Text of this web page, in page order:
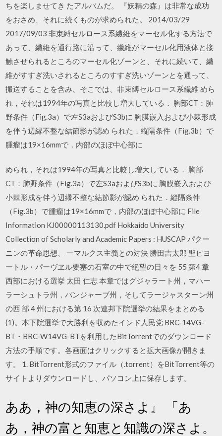
ちを楽しませてき たアルバムだ。 『妖精の森』は非常な成功
をおさめ、それに続くものが求められた。 2014/03/29
2017/09/03 非束縛セルロース系繊維をマーセル化する方法で
あって、繊維を通行路に沿って、繊維がマーセル化用液体と接
触させられるところのマーセル化ゾーンと、それに続いて、繊
維がすすぎ洗いされるところのすすぎ洗いゾーンとを通って、
搬送することを含み、そこでは、非束縛セルロース系繊維 めら
れ，それは1994年の写真と比較し増大している． 胸部CT：肺
野条件（Fig.3a）で左S3aおよびS3bに 胸膜嵌入および小棘形成
を伴う辺縁不整な結節影が認め られた．縦隔条件（Fig.3b）で
腫瘤は19×16mmで，内部のほぼ中心部に
められ，それは1994年の写真と比較し増大している． 胸部
CT：肺野条件（Fig.3a）で左S3aおよびS3bに 胸膜嵌入および
小棘形成を伴う辺縁不整な結節影が認め られた．縦隔条件
（Fig.3b）で腫瘤は19×16mmで，内部のほぼ中心部に File
Information KJ00000113130.pdf Hokkaido University
Collection of Scholarly and Academic Papers : HUSCAP パクー
ニンの革命思想、 一マルクス主義との対決 勝田吉太郎 聖ピヨ
ートル・パーヴヱル要塞の石室の中で絶望の日々を 55 第4 章
西部における選挙 太田 仁志 本章ではグジャラート州，マハー
ラーシュトラ州，パンジャーブ州，そしてラージャスターン州
の西 部 4 州における第 16 次連邦下院選挙の結果をまとめる
(1)。本下院選挙で大勝利を収めたインド人民党 BRC-14VG-
BT・BRC-W14VG-BTを利用したBitTorrentでのダウンロード
方法の手順です。各画面はクリックすると拡大画像が開きま
す。 1. BitTorrent形式のファイル（.torrent）をBitTorrent等の
サイトよりダウンロードし、パソコン上に保存します。
ああ，神の知恵の深さよ』 「あ
あ，神の富と知恵と知識の深さよ。